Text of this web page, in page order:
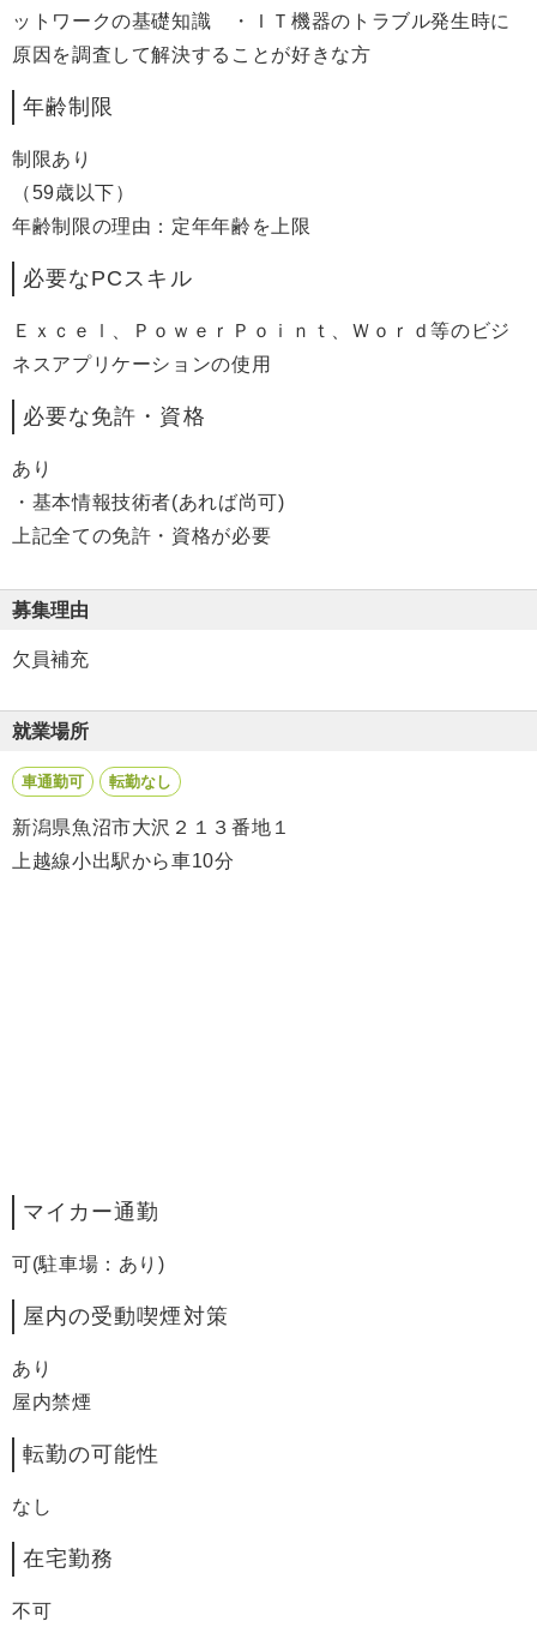
ットワークの基礎知識 ・ＩＴ機器のトラブル発生時に
原因を調査して解決することが好きな方
年齢制限
制限あり
（59歳以下）
年齢制限の理由：定年年齢を上限
必要なPCスキル
Ｅｘｃｅｌ、ＰｏｗｅｒＰｏｉｎｔ、Ｗｏｒｄ等のビジ
ネスアプリケーションの使用
必要な免許・資格
あり
・基本情報技術者(あれば尚可)
上記全ての免許・資格が必要
募集理由
欠員補充
就業場所
車通勤可 転勤なし
新潟県魚沼市大沢２１３番地１
上越線小出駅から車10分
マイカー通勤
可(駐車場：あり)
屋内の受動喫煙対策
あり
屋内禁煙
転勤の可能性
なし
在宅勤務
不可